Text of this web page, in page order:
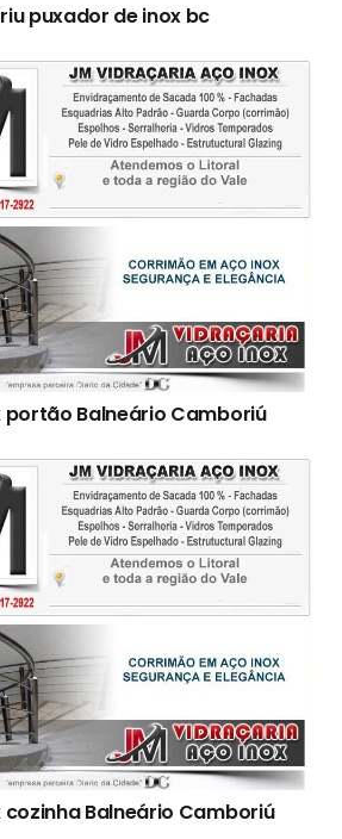
puxador de inox bc
portão Balneário Camboriú
Balneário Camboriú